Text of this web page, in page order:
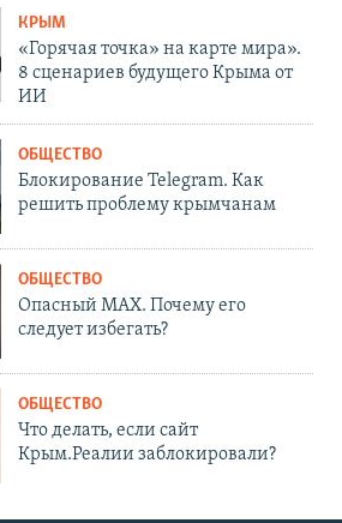
КРЫМ
«Горячая точка» на карте мира».
8 сценариев будущего Крыма от
ИИ
ОБЩЕСТВО
Блокирование Telegram. Как
решить проблему крымчанам
ОБЩЕСТВО
Опасный MAX. Почему его
следует избегать?
ОБЩЕСТВО
Что делать, если сайт
Крым.Реалии заблокировали?